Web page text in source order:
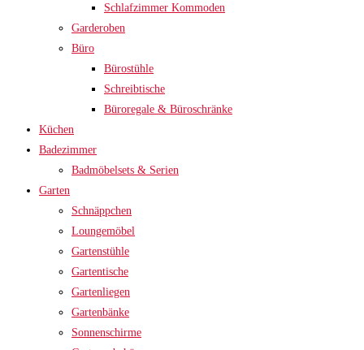
Schlafzimmer Kommoden
Garderoben
Büro
Bürostühle
Schreibtische
Büroregale & Büroschränke
Küchen
Badezimmer
Badmöbelsets & Serien
Garten
Schnäppchen
Loungemöbel
Gartenstühle
Gartentische
Gartenliegen
Gartenbänke
Sonnenschirme